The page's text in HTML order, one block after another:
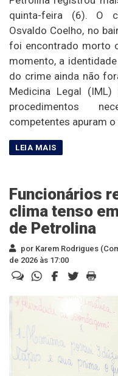
quinta-feira (6). O
Osvaldo Coelho, no
foi encontrado morto
momento, a
do crime ainda não
Medicina Legal
procedimentos
competentes apuram o
Funcionários
clima tenso
de Petrolina
por Karem Rodrigues
de 2026 às 17:00